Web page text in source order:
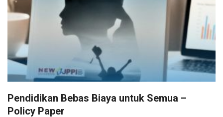
Pendidikan Bebas Biaya untuk Semua –
Policy Paper